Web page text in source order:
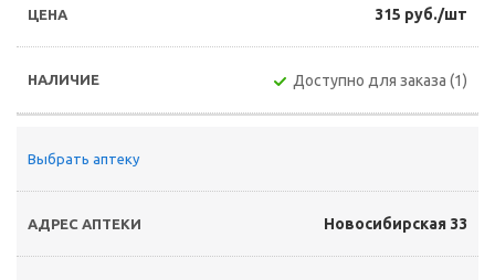
315 руб./шт
Доступно для заказа (1)
Выбрать аптеку
Новосибирская 33